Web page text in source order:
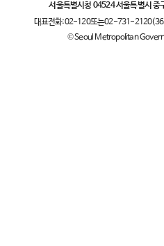
서울특별시청 04524 서울특별시 중
대표전화:02-120또는02-731-2120
© Seoul Metropolitan